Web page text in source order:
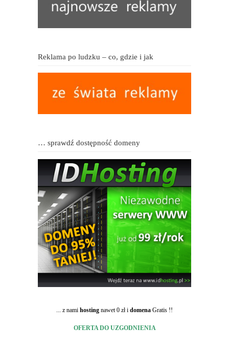
Reklama po ludzku – co, gdzie i jak
… sprawdź dostępność domeny
... z nami hosting nawet 0 zł i domena Gratis !!
OFERTA DO UZGODNIENIA